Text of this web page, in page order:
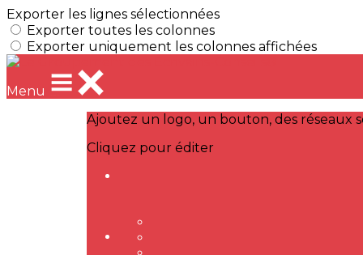
Exporter les lignes sélectionnées
Exporter toutes les colonnes
Exporter uniquement les colonnes affichées
Menu
Ajoutez un logo, un bouton, des réseaux
Cliquez pour éditer